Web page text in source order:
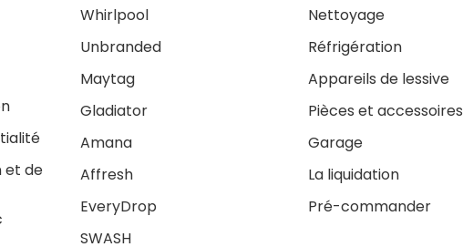
et de
Whirlpool
Unbranded
Maytag
Gladiator
Amana
Affresh
EveryDrop
SWASH
Nettoyage
Réfrigération
Appareils de lessive
Pièces et accessoires
Garage
La liquidation
Pré-commander